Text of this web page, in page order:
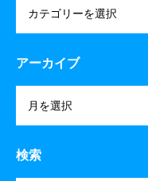
アーカイブ
検索